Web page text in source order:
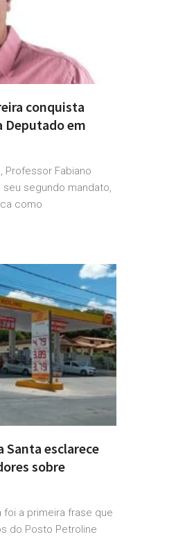
conquista
Deputado em
Professor Fabiano
seu segundo mandato,
como
Santa esclarece
sobre
foi a primeira frase que
do Posto Petroline